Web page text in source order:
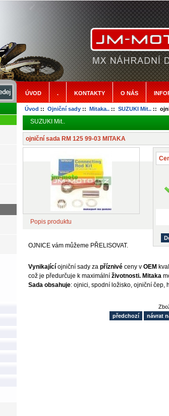
ÚVOD . KONTAKTY O NÁS
Úvod :: Ojniční sady:: Mitaka..:: SUZUKI Mit..::
SUZUKI Mit..
ojniční sada RM 125 99-03 MITAKA
Popis produktu
OJNICE vám můžeme PŘELISOVAT.
Vynikajícíojniční sady za příznivé ceny v OEM
což je předurčuje k maximální životnosti. Mitaka
Sada obsahuje: ojnici, spodní ložisko, ojniční čep,
předchozí
návrat